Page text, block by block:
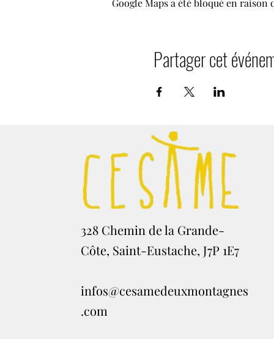
Google Maps a été bloqué en
Partager cet
328 Chemin de la Grande-
Côte, Saint-Eustache, J7P 1E7
infos@cesamedeuxmontagnes
.com